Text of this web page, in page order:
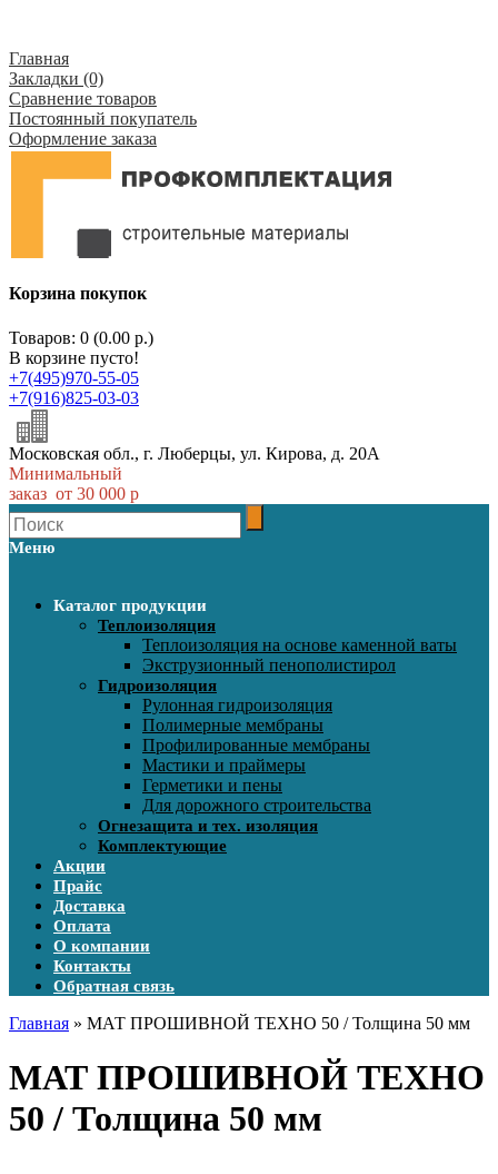
Главная
Закладки (0)
Сравнение товаров
Постоянный покупатель
Оформление заказа
Корзина покупок
Товаров: 0 (0.00 р.)
В корзине пусто!
+7(495)970-55-05
+7(916)825-03-03
Московская обл., г. Люберцы, ул. Кирова, д. 20А
Минимальный
заказ от 30 000 р
Меню
Каталог продукции
Теплоизоляция
Теплоизоляция на основе каменной ваты
Экструзионный пенополистирол
Гидроизоляция
Рулонная гидроизоляция
Полимерные мембраны
Профилированные мембраны
Мастики и праймеры
Герметики и пены
Для дорожного строительства
Огнезащита и тех. изоляция
Комплектующие
Акции
Прайс
Доставка
Оплата
О компании
Контакты
Обратная связь
Главная » МАТ ПРОШИВНОЙ ТЕХНО 50 / Толщина 50 мм
МАТ ПРОШИВНОЙ ТЕХНО
50 / Толщина 50 мм